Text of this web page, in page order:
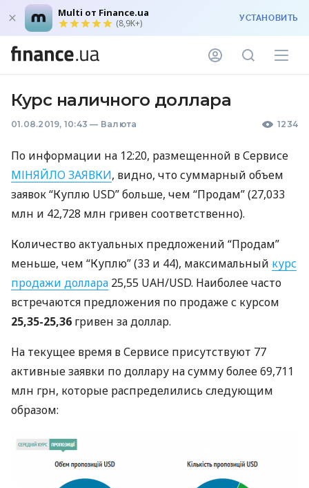
Multi от Finance.ua
(8,9K+) УСТАНОВИТЬ
Курс наличного доллара
01.08.2019, 10:43 — Валюта 1234
По информации на 12:20, размещенной в Сервисе
МІНЯЙЛОЗАЯВКИ, видно, что суммарный объем
заявок “Куплю USD” больше, чем “Продам” (27,033
млн и 42,728 млн гривен соответственно).
Количество актуальных предложений “Продам”
меньше, чем “Куплю” (33 и 44), максимальный курс
продажи доллара 25,55 UAH/USD. Наиболее часто
встречаются предложения по продаже с курсом
25,35-25,36 гривен за доллар.
На текущее время в Сервисе присутствуют 77
активные заявки по доллару на сумму более 69,711
млн грн, которые распределились следующим
образом: